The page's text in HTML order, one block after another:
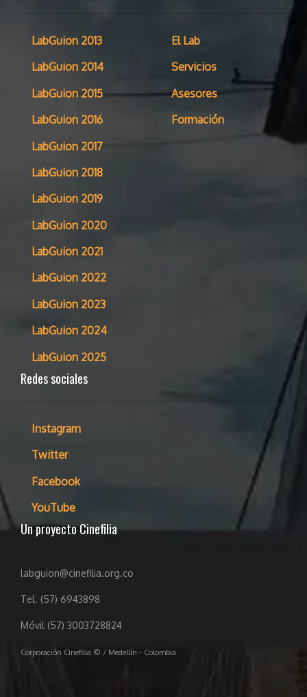
LabGuion 2013
LabGuion 2014
LabGuion 2015
LabGuion 2016
LabGuion 2017
LabGuion 2018
LabGuion 2019
LabGuion 2020
LabGuion 2021
LabGuion 2022
LabGuion 2023
LabGuion 2024
LabGuion 2025
El Lab
Servicios
Asesores
Formación
Redes sociales
Instagram
Twitter
Facebook
YouTube
Un proyecto Cinefilia
labguion@cinefilia.org.co
Tel. (57) 6943898
Móvil (57) 3003728824
Corporación Cinefilia © / Medellín - Colombia